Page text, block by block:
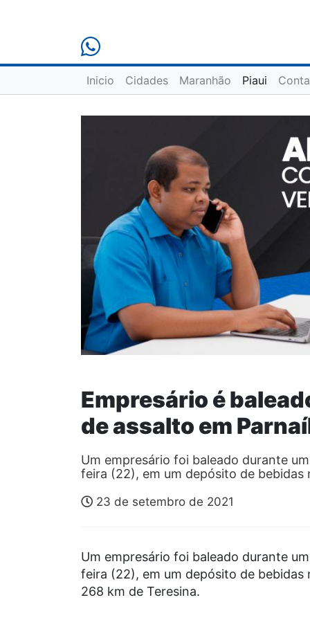
Inicio Cidades Maranhão Piaui
Empresário é
de assalto em
Um empresário foi baleado durante
feira (22), em um depósito de
23 de setembro de 2021
Um empresário foi baleado durante
feira (22), em um depósito de bebidas
268 km de Teresina.